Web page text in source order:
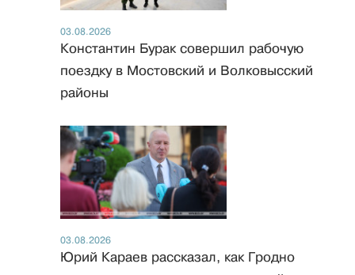
03.08.2026
Константин Бурак совершил рабочую
поездку в Мостовский и Волковысский
районы
03.08.2026
Юрий Караев рассказал, как Гродно